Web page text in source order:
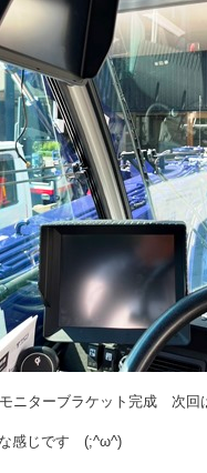
ニターブラケット完成 次回
な感じです (;^ω^)